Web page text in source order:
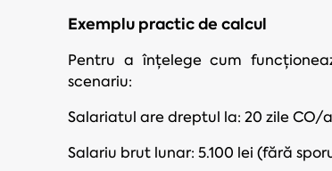
Exemplu practic de calcul
Pentru a înțelege cum
scenariu:
Salariatul are dreptul la: 20 zile CO/
Salariu brut lunar: 5.100 lei (fără